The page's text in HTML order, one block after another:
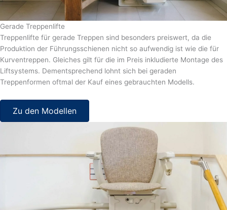
Gerade Treppenlifte
Treppenlifte für gerade Treppen sind besonders preiswert, da die
Produktion der Führungsschienen nicht so aufwendig ist wie die für
Kurventreppen. Gleiches gilt für die im Preis inkludierte Montage des
Liftsystems. Dementsprechend lohnt sich bei geraden
Treppenformen oftmal der Kauf eines gebrauchten Modells.
Zu den Modellen